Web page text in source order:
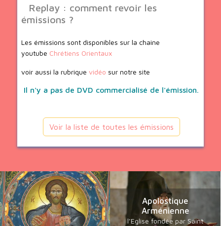
Replay : comment revoir les
émissions ?
Les émissions sont disponibles sur la chaine
youtube Chrétiens Orientaux
voir aussi la rubrique vidéo sur notre site
Il n'y a pas de DVD commercialisé de l'émission.
Voir la liste de toutes les émissions
Apolostique
Arménienne
l’Eglise fondée par Saint